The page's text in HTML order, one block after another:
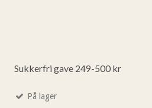
Sukkerfri gave 249-500 kr
På lager